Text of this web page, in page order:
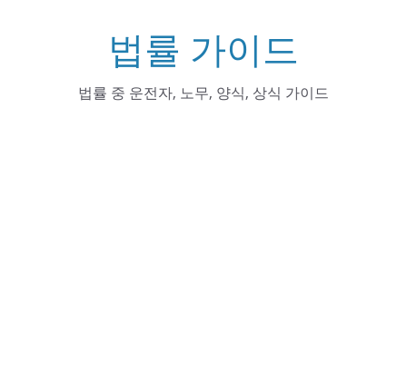
법률 가이드
법률 중 운전자, 노무, 양식, 상식 가이드